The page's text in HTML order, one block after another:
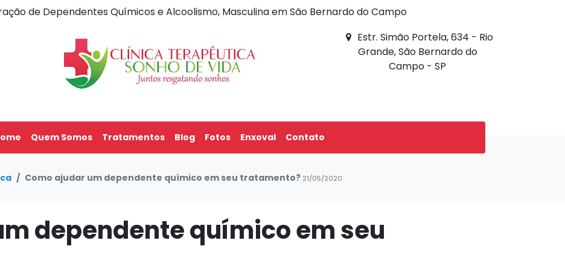
de Dependentes Químicos e Alcoolismo, Masculina em São Bernardo do Campo
Estr. Simão Portela, 634 - Rio
Grande, São Bernardo do
Campo - SP
Quem Somos Tratamentos Blog Fotos Enxoval Contato
Como ajudar um dependente químico em seu tratamento? 21/05/2020
dependente químico em seu